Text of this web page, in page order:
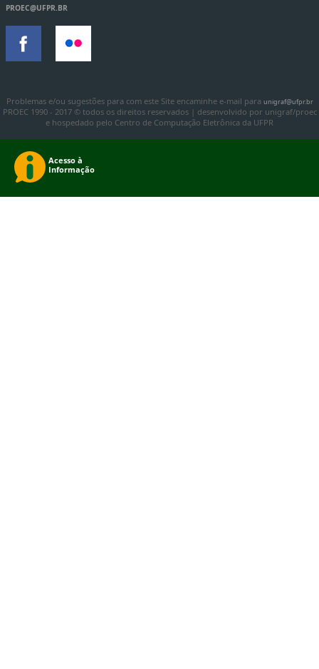
PROEC@UFPR.BR
Problemas e/ou sugestões para com este Site encaminhe e-mail para unigraf@ufpr.br
PROEC 1990 - 2017 © todos os direitos reservados | desenvolvido por unigraf/proec
e hospedado pelo Centro de Computação Eletrônica da UFPR